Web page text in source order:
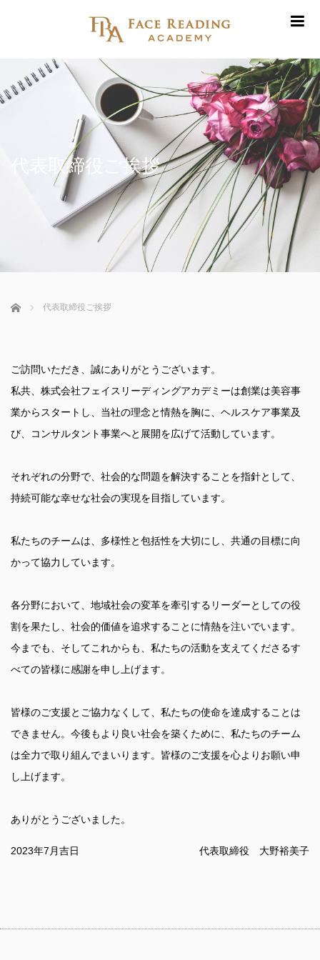
代表取締役ご挨拶
ホーム 代表取締役ご挨拶
ご訪問いただき、誠にありがとうございます。
私共、株式会社フェイスリーディングアカデミーは創業は美容事
業からスタートし、当社の理念と情熱を胸に、ヘルスケア事業及
び、コンサルタント事業へと展開を広げて活動しています。
それぞれの分野で、社会的な問題を解決することを指針として、
持続可能な幸せな社会の実現を目指しています。
私たちのチームは、多様性と包括性を大切にし、共通の目標に向
かって協力しています。
各分野において、地域社会の変革を牽引するリーダーとしての役
割を果たし、社会的価値を追求することに情熱を注いでいます。
今までも、そしてこれからも、私たちの活動を支えてくださるす
べての皆様に感謝を申し上げます。
皆様のご支援とご協力なくして、私たちの使命を達成することは
できません。今後もより良い社会を築くために、私たちのチーム
は全力で取り組んでまいります。皆様のご支援を心よりお願い申
し上げます。
ありがとうございました。
2023年7月吉日 代表取締役 大野裕美子